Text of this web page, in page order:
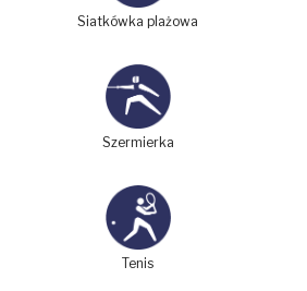
Siatkówka plażowa
Szermierka
Tenis